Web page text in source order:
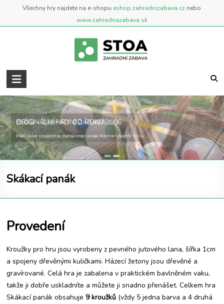
Všechny hry najdete na e-shopu eshop.zahradnizabava.cz nebo
www.zahradnazabava.sk
Zahradní
Zábava
..::
BLOG
::..
o
hrách
BLOG - ZAHRADNÍ ZÁBAVA
Vše co vás zajímá o zahradních a venkovních hrách
ORIGINÁLNÍ HRY OD ROKU 2006
Rádi vám poradíme, natáčíme videa, fotíme vlastní fotky...
Skákací panák
Provedení
Kroužky pro hru jsou vyrobeny z pevného jutového lana, šířka 1cm
a spojeny dřevěnými kuličkami. Házecí žetony jsou dřevěné a
gravírované. Celá hra je zabalena v praktickém bavlněném vaku,
takže ji dobře uskladníte a můžete ji snadno přenášet. Celkem hra
Skákací panák obsahuje9 kroužků (vždy 5 jedna barva a 4 druhá